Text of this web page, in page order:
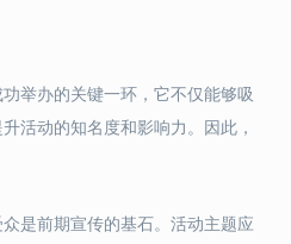
举办的关键一环，它不仅能够吸
活动的知名度和影响力。因此，
是前期宣传的基石。活动主题应